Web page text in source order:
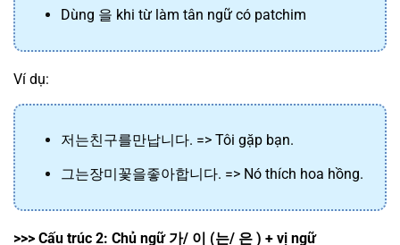
Dùng 을 khi từ làm tân ngữ có patchim
Ví dụ:
저는친구를만납니다. => Tôi gặp bạn.
그는장미꽃을좋아합니다. => Nó thích hoa hồng.
>>> Cấu trúc 2: Chủ ngữ 가/ 이 (는/ 은 ) + vị ngữ